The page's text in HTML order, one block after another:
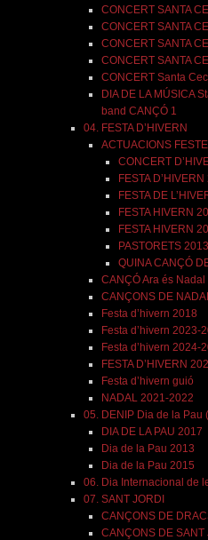
CONCERT SANTA
CONCERT SANTA
CONCERT SANTA
CONCERT SANTA
CONCERT Santa
DIA DE LA MÚSICA
band CANÇÓ 1
04. FESTA D’HIVERN
ACTUACIONS
CONCERT
FESTA
FESTA DE
FESTA HIVERN
FESTA HIVERN
PASTORETS 2013
QUINA CANÇÓ
CANÇÓ Ara és Nadal
CANÇONS DE NADAL
Festa d’hivern 2018
Festa d’hivern 2023-
Festa d’hivern 2024-
FESTA D’HIVERN
Festa d’hivern guió
NADAL 2021-2022
05. DENIP Dia de la Pau
DIA DE LA PAU 2017
Dia de la Pau 2013
Dia de la Pau 2015
06. Dia Internacional de
07. SANT JORDI
CANÇONS DE
CANÇONS DE SANT